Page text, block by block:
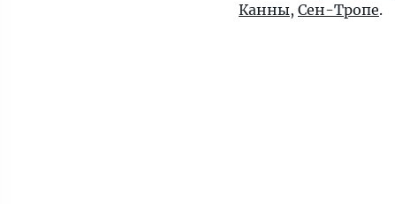
Канны, Сен-Тропе.